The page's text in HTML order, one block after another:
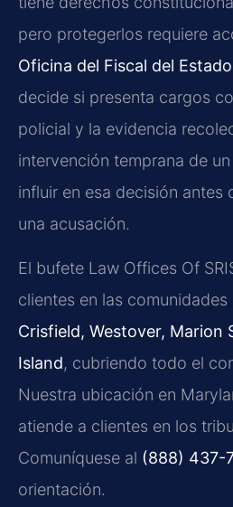
pero protegerlos requiere
Oficina del Fiscal del
decide si presenta cargos
policial y la evidencia
intervención temprana de
influir en esa decisión antes
una acusación.
El bufete Law Offices Of
clientes en las comunidades
Crisfield, Westover, Marion
Island, cubriendo todo el
Nuestra ubicación en
atiende a clientes en los
Comuníquese al (888) 437-
orientación.